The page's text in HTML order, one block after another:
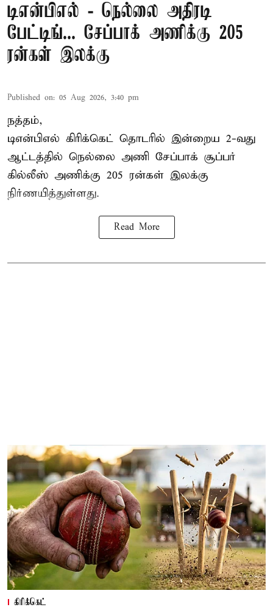
டிஎன்பிஎல் - நெல்லை அதிரடி
பேட்டிங்... சேப்பாக் அணிக்கு 205
ரன்கள் இலக்கு
Published on: 05 Aug 2026, 3:40 pm
நத்தம்,
டிஎன்பிஎல் கிரிக்கெட் தொடரில் இன்றைய 2-வது
ஆட்டத்தில் நெல்லை அணி சேப்பாக் சூப்பர்
கில்லீஸ் அணிக்கு 205 ரன்கள் இலக்கு
நிர்ணயித்துள்ளது.
Read More
கிரிக்கெட்